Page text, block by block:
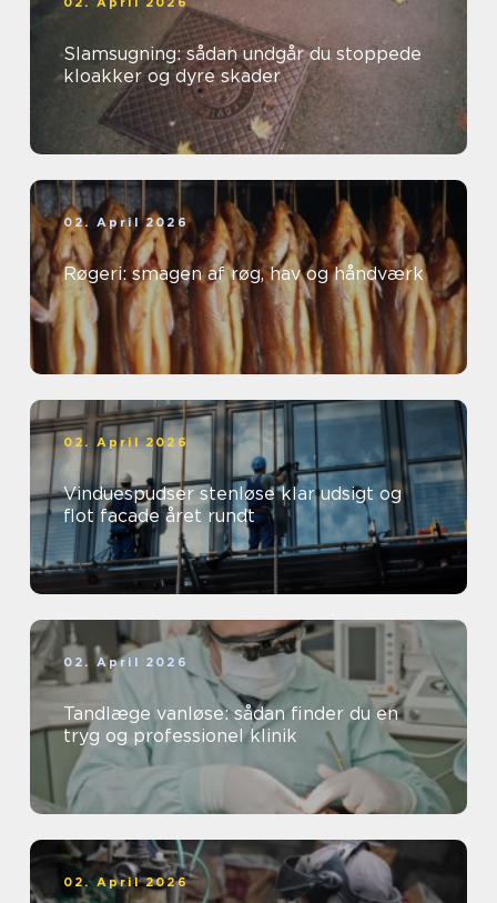
Slamsugning: sådan undgår du stoppede
kloakker og dyre skader
02. April 2026
Røgeri: smagen af røg, hav og håndværk
02. April 2026
Vinduespudser stenløse klar udsigt og
flot facade året rundt
02. April 2026
Tandlæge vanløse: sådan finder du en
tryg og professionel klinik
02. April 2026